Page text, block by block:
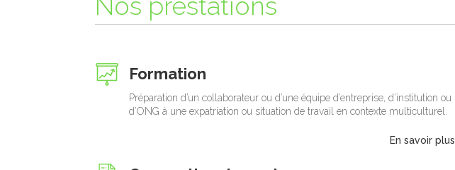
Formation
Préparation d’un collaborateur ou d’une équipe d’entreprise, d’institution ou
d’ONG à une expatriation ou situation de travail en contexte multiculturel.
En savoir plus